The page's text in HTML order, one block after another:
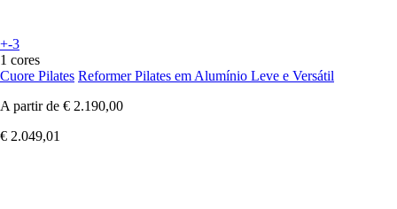
+-3
1 cores
Cuore Pilates Reformer Pilates em Alumínio Leve e Versátil
A partir de € 2.190,00
€ 2.049,01